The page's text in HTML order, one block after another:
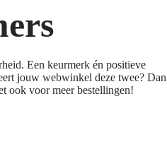
Een keurmerk én positieve
jouw webwinkel deze twee? Dan
ook voor meer bestellingen!